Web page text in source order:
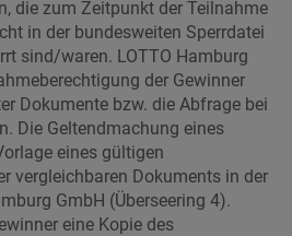
die zum Zeitpunkt der Teilnahme
in der bundesweiten Sperrdatei
sind/waren. LOTTO Hamburg
der Gewinner
Dokumente bzw. die Abfrage bei
Die Geltendmachung eines
eines gültigen
vergleichbaren Dokuments in der
GmbH (Überseering 4).
eine Kopie des